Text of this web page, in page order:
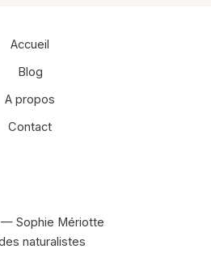
Accueil
Blog
A propos
Contact
Sophie Mériotte
naturalistes